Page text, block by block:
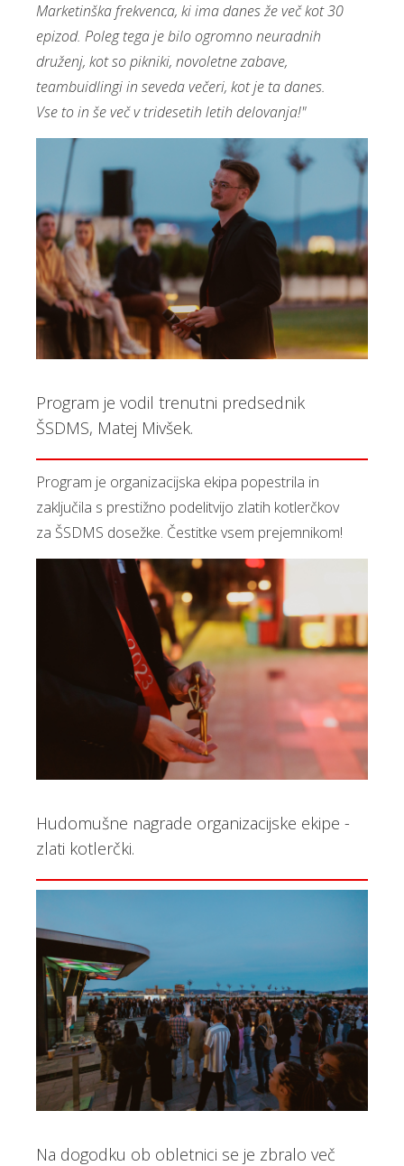
Marketinška frekvenca, ki ima danes že več kot 30
epizod. Poleg tega je bilo ogromno neuradnih
druženj, kot so pikniki, novoletne zabave,
teambuidlingi in seveda večeri, kot je ta danes.
Vse to in še več v tridesetih letih delovanja!"
Program je vodil trenutni predsednik
ŠSDMS, Matej Mivšek.
Program je organizacijska ekipa popestrila in
zaključila s prestižno podelitvijo zlatih kotlerčkov
za ŠSDMS dosežke. Čestitke vsem prejemnikom!
Hudomušne nagrade organizacijske ekipe -
zlati kotlerčki.
Na dogodku ob obletnici se je zbralo več